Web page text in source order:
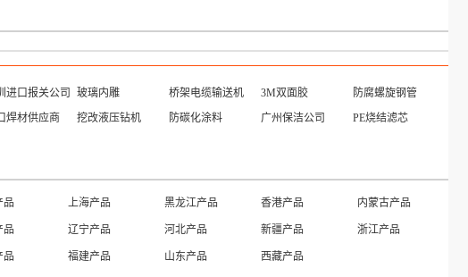
进口报关公司 玻璃内雕 桥架电缆输送机 3M双面胶
防腐螺旋钢管
焊材供应商 挖改液压钻机 防碳化涂料 广州保洁公司 PE烧结滤芯
品 上海产品 黑龙江产品 香港产品 内蒙古产品
品 辽宁产品 河北产品 新疆产品 浙江产品
品 福建产品 山东产品 西藏产品